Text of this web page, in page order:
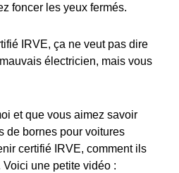
foncer les yeux fermés.
IRVE, ça ne veut pas dire
électricien, mais vous
et que vous aimez savoir
de bornes pour voitures
certifié IRVE, comment ils
une petite vidéo :